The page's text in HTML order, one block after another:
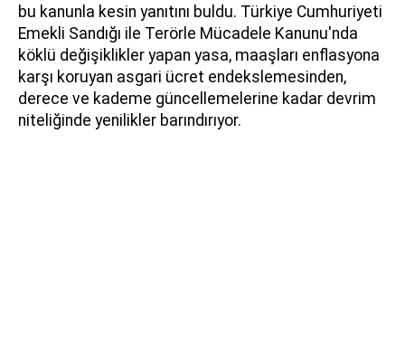
bu kanunla kesin yanıtını buldu. Türkiye Cumhuriyeti
Emekli Sandığı ile Terörle Mücadele Kanunu'nda
köklü değişiklikler yapan yasa, maaşları enflasyona
karşı koruyan asgari ücret endekslemesinden,
derece ve kademe güncellemelerine kadar devrim
niteliğinde yenilikler barındırıyor.